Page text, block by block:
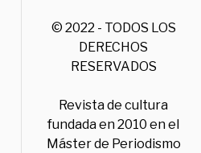
© 2022 - TODOS LOS
DERECHOS
RESERVADOS
Revista de cultura
fundada en 2010 en el
Máster de Periodismo